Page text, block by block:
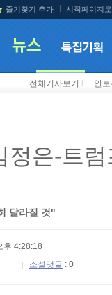
즐겨찾기 추가 시작페이지
전체기사보기 안
정은-트
달라질 것"
후 4:28:18
소셜댓글 : 0